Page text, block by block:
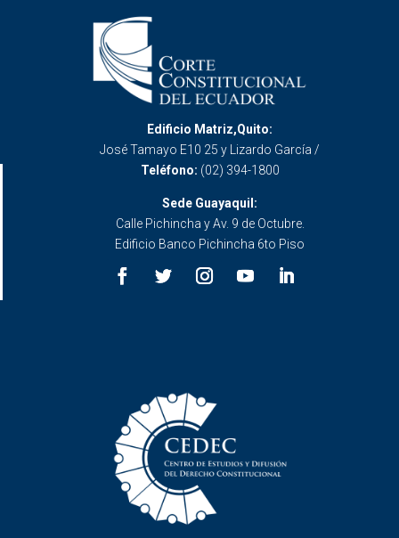
Edificio Matriz,Quito:
José Tamayo E10 25 y Lizardo García /
Teléfono: (02) 394-1800
Sede Guayaquil:
Calle Pichincha y Av. 9 de Octubre.
Edificio Banco Pichincha 6to Piso